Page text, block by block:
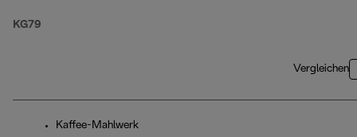
KG79
Vergleichen
Kaffee-Mahlwerk